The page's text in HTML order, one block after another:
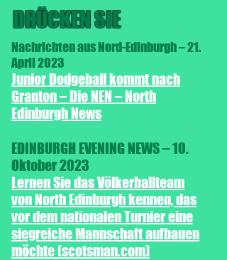
DRÜCKEN SIE
Nachrichten aus Nord-Edinburgh – 21.
April 2023
Junior Dodgeball kommt nach
Granton – Die NEN – North
Edinburgh News
EDINBURGH EVENING NEWS – 10.
Oktober 2023
Lernen Sie das Völkerballteam
von North Edinburgh kennen, das
vor dem nationalen Turnier eine
siegreiche Mannschaft aufbauen
möchte (scotsman.com)